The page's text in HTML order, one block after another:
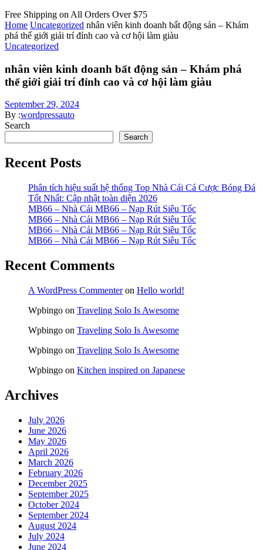
Free Shipping on All Orders Over $75
Home Uncategorized nhân viên kinh doanh bất động sản – Khám
phá thế giới giải trí đỉnh cao và cơ hội làm giàu
Uncategorized
nhân viên kinh doanh bất động sản – Khám phá
thế giới giải trí đỉnh cao và cơ hội làm giàu
September 29, 2024
By :wordpressauto
Search
Search
Recent Posts
Phân tích hiệu suất hệ thống Top Nhà Cái Cá Cược Bóng Đá
Tốt Nhất: Cập nhật toàn diện 2026
MB66 – Nhà Cái MB66 – Nạp Rút Siêu Tốc
MB66 – Nhà Cái MB66 – Nạp Rút Siêu Tốc
MB66 – Nhà Cái MB66 – Nạp Rút Siêu Tốc
MB66 – Nhà Cái MB66 – Nạp Rút Siêu Tốc
Recent Comments
A WordPress Commenteron Hello world!
Wpbingo on Traveling Solo Is Awesome
Wpbingo on Traveling Solo Is Awesome
Wpbingo on Traveling Solo Is Awesome
Wpbingo on Kitchen inspired on Japanese
Archives
July 2026
June 2026
May 2026
April 2026
March 2026
February 2026
December 2025
September 2025
October 2024
September 2024
August 2024
July 2024
June 2024